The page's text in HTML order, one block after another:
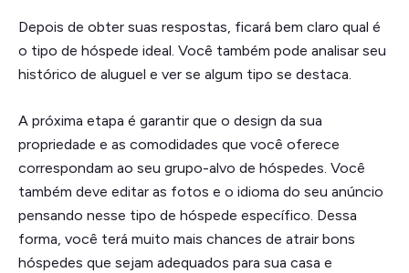
Depois de obter suas respostas, ficará bem claro qual é
o tipo de hóspede ideal. Você também pode analisar seu
histórico de aluguel e ver se algum tipo se destaca.
A próxima etapa é garantir que o design da sua
propriedade e as comodidades que você oferece
correspondam ao seu grupo-alvo de hóspedes. Você
também deve editar as fotos e o idioma do seu anúncio
pensando nesse tipo de hóspede específico. Dessa
forma, você terá muito mais chances de atrair bons
hóspedes que sejam adequados para sua casa e